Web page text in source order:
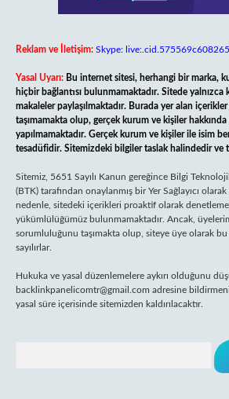
Reklam ve İletişim: Skype:
Yasal Uyarı: Bu internet sitesi, herhangi bir marka,
hiçbir bağlantısı bulunmamaktadır. Sitede yalnızca
makaleler paylaşılmaktadır. Burada yer alan
taşımamakta olup, gerçek kurum ve kişiler hakkında
yapılmamaktadır. Gerçek kurum ve kişiler ile isim
tesadüfidir. Sitemizdeki bilgiler taslak halindedir ve
Sitemiz, 5651 Sayılı Kanun gereğince Bilgi
(BTK) tarafından onaylanmış bir Yer Sağlayıcı
nedenle, sitedeki içerikleri proaktif olarak denetleme
yükümlülüğümüz bulunmamaktadır. Ancak,
sorumluluğunu taşımakta olup, siteye üye olarak
sayılırlar.
Hukuka ve yasal düzenlemelere aykırı olduğunu
backlinkpanelicomtr@gmail.com adresine
yasal süre içerisinde sitemizden kaldırılacaktır.